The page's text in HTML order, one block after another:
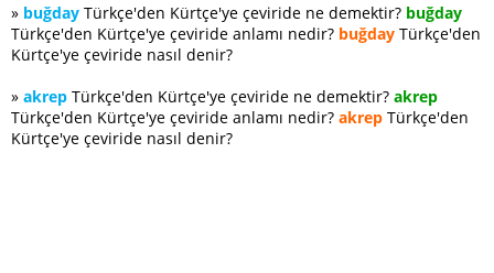
» buğday Türkçe'den Kürtçe'ye çeviride ne demektir? buğday
Türkçe'den Kürtçe'ye çeviride anlamı nedir? buğday Türkçe'den
Kürtçe'ye çeviride nasıl denir?
» akrep Türkçe'den Kürtçe'ye çeviride ne demektir? akrep
Türkçe'den Kürtçe'ye çeviride anlamı nedir? akrep Türkçe'den
Kürtçe'ye çeviride nasıl denir?